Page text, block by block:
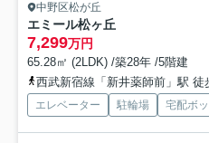
中野区松が丘
エミール松ヶ丘
7,299万円
65.28㎡ (2LDK) /築28年 /5階建
西武新宿線「新井薬師前」駅 徒
エレベーター 駐輪場 宅配ボ